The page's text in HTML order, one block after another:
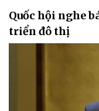
Quốc hội nghe
triển đô thị